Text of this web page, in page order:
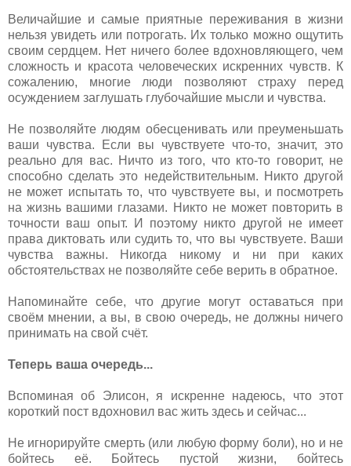
Величайшие и самые приятные переживания в жизни
нельзя увидеть или потрогать. Их только можно ощутить
своим сердцем. Нет ничего более вдохновляющего, чем
сложность и красота человеческих искренних чувств. К
сожалению, многие люди позволяют страху перед
осуждением заглушать глубочайшие мысли и чувства.
Не позволяйте людям обесценивать или преуменьшать
ваши чувства. Если вы чувствуете что-то, значит, это
реально для вас. Ничто из того, что кто-то говорит, не
способно сделать это недействительным. Никто другой
не может испытать то, что чувствуете вы, и посмотреть
на жизнь вашими глазами. Никто не может повторить в
точности ваш опыт. И поэтому никто другой не имеет
права диктовать или судить то, что вы чувствуете. Ваши
чувства важны. Никогда никому и ни при каких
обстоятельствах не позволяйте себе верить в обратное.
Напоминайте себе, что другие могут оставаться при
своём мнении, а вы, в свою очередь, не должны ничего
принимать на свой счёт.
Теперь ваша очередь...
Вспоминая об Элисон, я искренне надеюсь, что этот
короткий пост вдохновил вас жить здесь и сейчас...
Не игнорируйте смерть (или любую форму боли), но и не
бойтесь её. Бойтесь пустой жизни, бойтесь